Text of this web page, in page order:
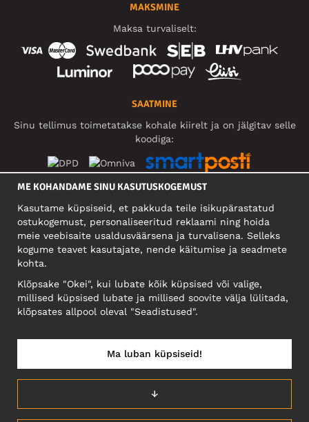
MAKSMINE
Maksa turvaliselt:
SAATMINE
Sinu tellimus toimetatakse kohale kiirelt ja on jälgitav selle
koodiga:
FIRMA
Mäeküla tn 9, EE-13525 Tallinn
Reg: 17449603, KMKR: EE102960721
EESTI/EESTI KEEL
ME KOHANDAME SINU KASUTUSKOGEMUST
Kasutame küpsiseid, et pakkuda teile isikupärastatud
ostukogemust, personaliseeritud reklaami ning hoida
meie veebisaite usaldusväärsena ja turvalisena. Selleks
kogume teavet kasutajate, nende käitumise ja seadmete
kohta.
Klõpsake "Okei", kui lubate kõik küpsised või valige,
millised küpsised lubate ja millised soovite välja lülitada,
klõpsates allpool oleval "Seadistused".
↓
Ma luban küpsiseid!